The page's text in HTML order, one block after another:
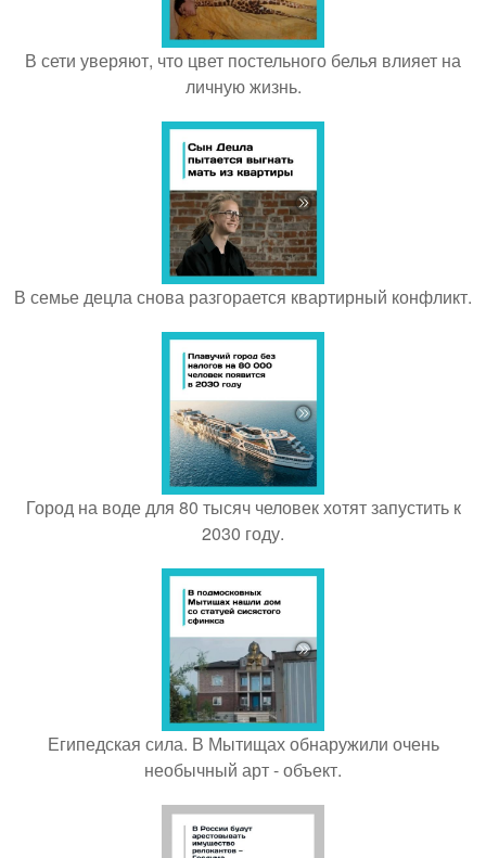
В сети уверяют, что цвет постельного белья влияет на
личную жизнь.
В семье децла снова разгорается квартирный конфликт.
Город на воде для 80 тысяч человек хотят запустить к
2030 году.
Египедская сила. В Мытищах обнаружили очень
необычный арт - объект.